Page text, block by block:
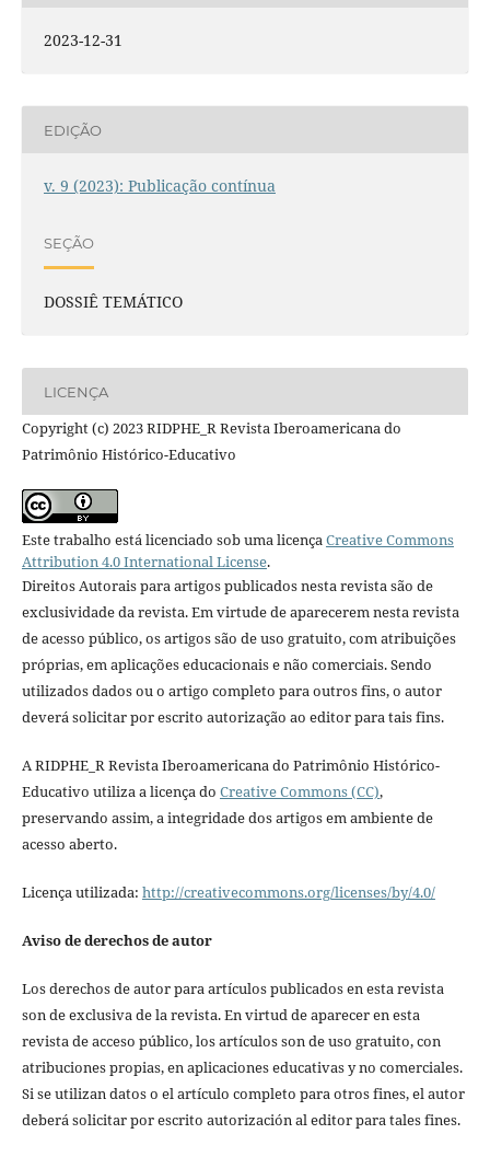
2023-12-31
EDIÇÃO
v. 9 (2023): Publicação contínua
SEÇÃO
DOSSIÊ TEMÁTICO
LICENÇA
Copyright (c) 2023 RIDPHE_R Revista Iberoamericana do
Patrimônio Histórico-Educativo
Este trabalho está licenciado sob uma licençaCreative Commons
Attribution 4.0 International License.
Direitos Autorais para artigos publicados nesta revista são de
exclusividade da revista. Em virtude de aparecerem nesta revista
de acesso público, os artigos são de uso gratuito, com atribuições
próprias, em aplicações educacionais e não comerciais. Sendo
utilizados dados ou o artigo completo para outros fins, o autor
deverá solicitar por escrito autorização ao editor para tais fins.
A RIDPHE_R Revista Iberoamericana do Patrimônio Histórico-
Educativo utiliza a licença do Creative Commons (CC),
preservando assim, a integridade dos artigos em ambiente de
acesso aberto.
Licença utilizada: http://creativecommons.org/licenses/by/4.0/
Aviso de derechos de autor
Los derechos de autor para artículos publicados en esta revista
son de exclusiva de la revista. En virtud de aparecer en esta
revista de acceso público, los artículos son de uso gratuito, con
atribuciones propias, en aplicaciones educativas y no comerciales.
Si se utilizan datos o el artículo completo para otros fines, el autor
deberá solicitar por escrito autorización al editor para tales fines.